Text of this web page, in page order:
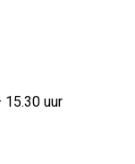
15.30 uur